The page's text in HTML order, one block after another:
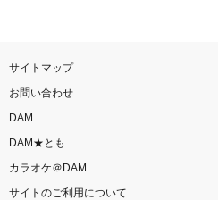
サイトマップ
お問い合わせ
DAM
DAM★とも
カラオケ＠DAM
サイトのご利用について